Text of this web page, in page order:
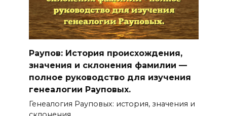
Раупов: История происхождения,
значения и склонения фамилии —
полное руководство для изучения
генеалогии Рауповых.
Генеалогия Рауповых: история, значения и